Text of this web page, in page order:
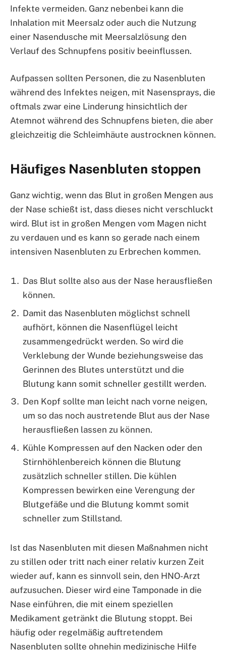
Infekte vermeiden. Ganz nebenbei kann die
Inhalation mit Meersalz oder auch die Nutzung
einer Nasendusche mit Meersalzlösung den
Verlauf des Schnupfens positiv beeinflussen.
Aufpassen sollten Personen, die zu Nasenbluten
während des Infektes neigen, mit Nasensprays, die
oftmals zwar eine Linderung hinsichtlich der
Atemnot während des Schnupfens bieten, die aber
gleichzeitig die Schleimhäute austrocknen können.
Häufiges Nasenbluten stoppen
Ganz wichtig, wenn das Blut in großen Mengen aus
der Nase schießt ist, dass dieses nicht verschluckt
wird. Blut ist in großen Mengen vom Magen nicht
zu verdauen und es kann so gerade nach einem
intensiven Nasenbluten zu Erbrechen kommen.
Das Blut sollte also aus der Nase herausfließen
können.
Damit das Nasenbluten möglichst schnell
aufhört, können die Nasenflügel leicht
zusammengedrückt werden. So wird die
Verklebung der Wunde beziehungsweise das
Gerinnen des Blutes unterstützt und die
Blutung kann somit schneller gestillt werden.
Den Kopf sollte man leicht nach vorne neigen,
um so das noch austretende Blut aus der Nase
herausfließen lassen zu können.
Kühle Kompressen auf den Nacken oder den
Stirnhöhlenbereich können die Blutung
zusätzlich schneller stillen. Die kühlen
Kompressen bewirken eine Verengung der
Blutgefäße und die Blutung kommt somit
schneller zum Stillstand.
Ist das Nasenbluten mit diesen Maßnahmen nicht
zu stillen oder tritt nach einer relativ kurzen Zeit
wieder auf, kann es sinnvoll sein, den HNO-Arzt
aufzusuchen. Dieser wird eine Tamponade in die
Nase einführen, die mit einem speziellen
Medikament getränkt die Blutung stoppt. Bei
häufig oder regelmäßig auftretendem
Nasenbluten sollte ohnehin medizinische Hilfe